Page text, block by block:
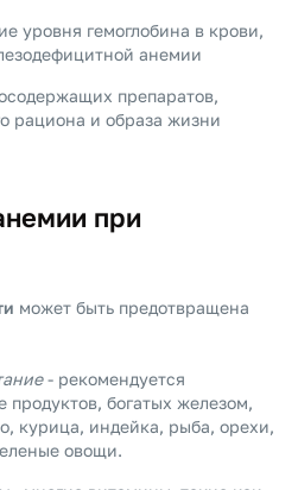
уровня гемоглобина в крови,
анемии
препаратов,
рациона и образа жизни
при
может быть предотвращена
- рекомендуется
продуктов, богатых железом,
курица, индейка, рыба, орехи,
овощи.